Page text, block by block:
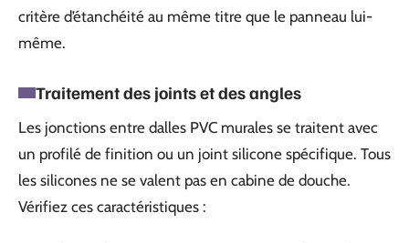
critère d’étanchéité au même titre que le panneau lui-
même.
Traitement des joints et des angles
Les jonctions entre dalles PVC murales se traitent avec
un profilé de finition ou un joint silicone spécifique. Tous
les silicones ne se valent pas en cabine de douche.
Vérifiez ces caractéristiques :